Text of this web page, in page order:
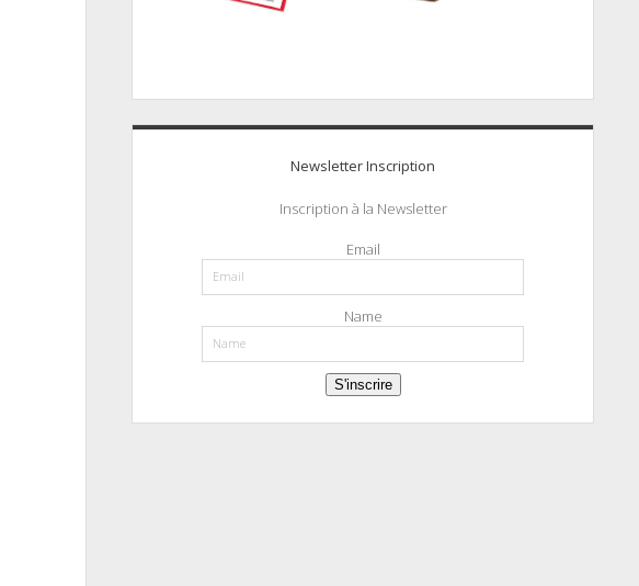
Newsletter Inscription
Inscription à la Newsletter
Email
Name
S'inscrire